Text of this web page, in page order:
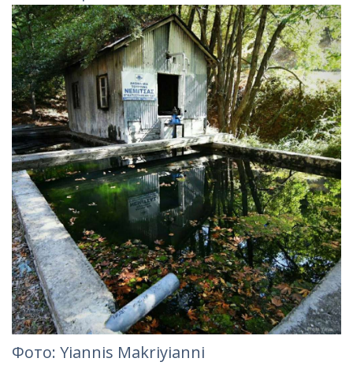
Фотo: Yiannis Makriyianni‎